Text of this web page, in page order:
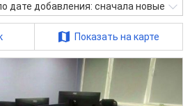
дате добавления: сначала новые
Показать на карте